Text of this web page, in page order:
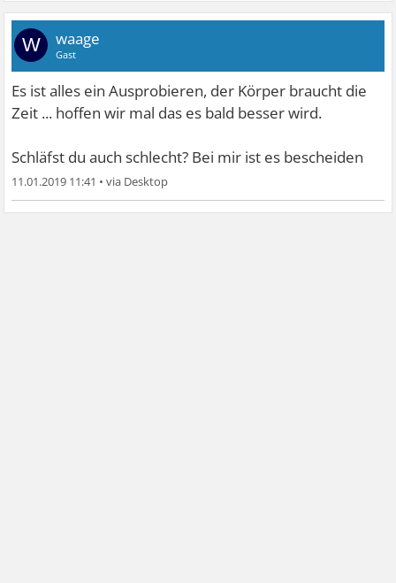
W waage
Gast
Es ist alles ein Ausprobieren, der Körper braucht die
Zeit ... hoffen wir mal das es bald besser wird.
Schläfst du auch schlecht? Bei mir ist es bescheiden
11.01.2019 11:41 •